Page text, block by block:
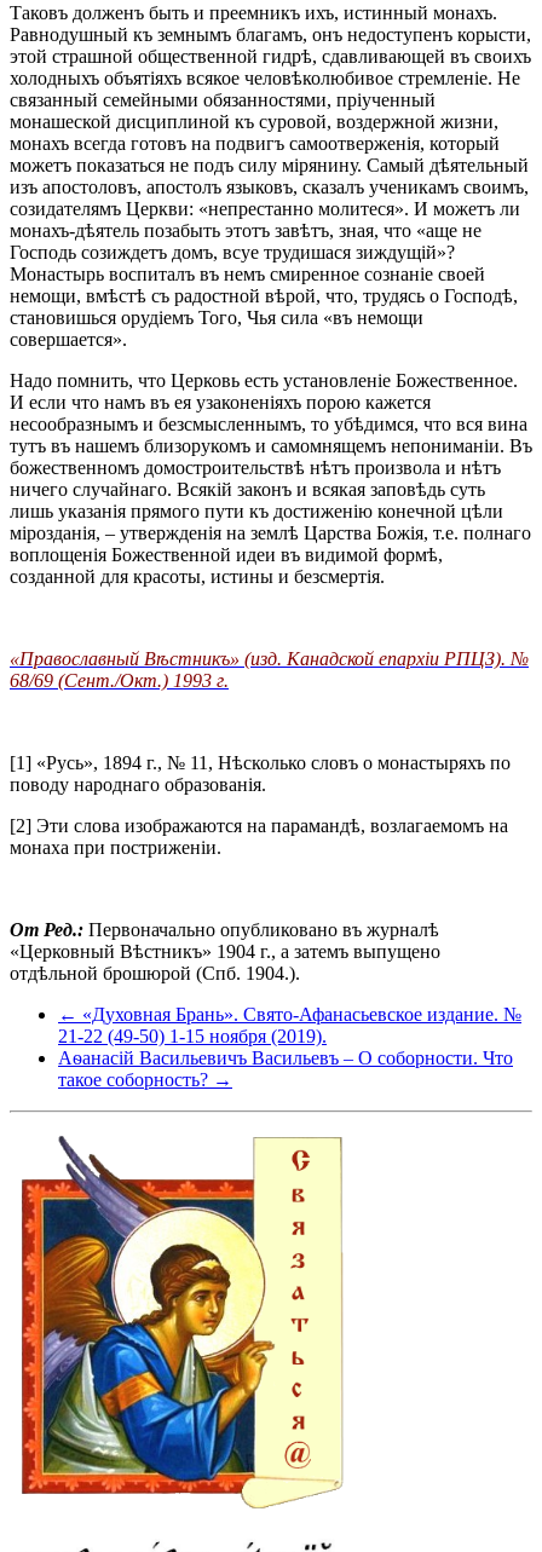
Таковъ долженъ быть и преемникъ ихъ, истинный монахъ.
Равнодушный къ земнымъ благамъ, онъ недоступенъ корысти,
этой страшной общественной гидрѣ, сдавливающей въ своихъ
холодныхъ объятіяхъ всякое человѣколюбивое стремленіе. Не
связанный семейными обязанностями, пріученный
монашеской дисциплиной къ суровой, воздержной жизни,
монахъ всегда готовъ на подвигъ самоотверженія, который
можетъ показаться не подъ силу мірянину. Самый дѣятельный
изъ апостоловъ, апостолъ языковъ, сказалъ ученикамъ своимъ,
созидателямъ Церкви: «непрестанно молитеся». И можетъ ли
монахъ-дѣятель позабыть этотъ завѣтъ, зная, что «аще не
Господь созиждетъ домъ, всуе трудишася зиждущій»?
Монастырь воспиталъ въ немъ смиренное сознаніе своей
немощи, вмѣстѣ съ радостной вѣрой, что, трудясь о Господѣ,
становишься орудіемъ Того, Чья сила «въ немощи
совершается».
Надо помнить, что Церковь есть установленіе Божественное.
И если что намъ въ ея узаконеніяхъ порою кажется
несообразнымъ и безсмысленнымъ, то убѣдимся, что вся вина
тутъ въ нашемъ близорукомъ и самомнящемъ непониманіи. Въ
божественномъ домостроительствѣ нѣтъ произвола и нѣтъ
ничего случайнаго. Всякій законъ и всякая заповѣдь суть
лишь указанія прямого пути къ достиженію конечной цѣли
мірозданія, – утвержденія на землѣ Царства Божія, т.е. полнаго
воплощенія Божественной идеи въ видимой формѣ,
созданной для красоты, истины и безсмертія.
«Православный Вѣстникъ» (изд. Канадской епархіи РПЦЗ). №
68/69 (Сент./Окт.) 1993 г.
[1] «Русь», 1894 г., № 11, Нѣсколько словъ о монастыряхъ по
поводу народнаго образованія.
[2] Эти слова изображаются на парамандѣ, возлагаемомъ на
монаха при постриженіи.
От Ред.: Первоначально опубликовано въ журналѣ
«Церковный Вѣстникъ» 1904 г., а затемъ выпущено
отдѣльной брошюрой (Спб. 1904.).
← «Духовная Брань». Свято-Афанасьевское издание. №
21-22 (49-50) 1-15 ноября (2019).
Аѳанасій Васильевичъ Васильевъ – О соборности. Что
такое соборность? →